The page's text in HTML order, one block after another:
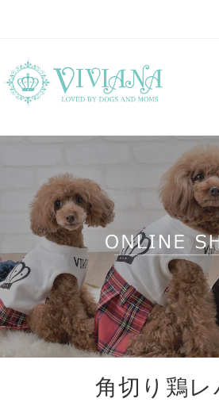
角切り鶏レ